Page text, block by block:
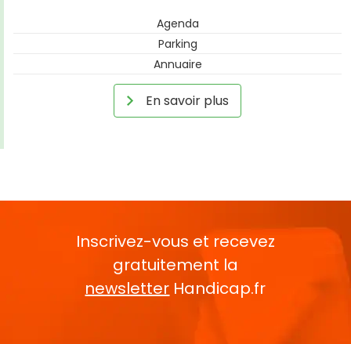
Agenda
Parking
Annuaire
En savoir plus
Inscrivez-vous et recevez
gratuitement la
newsletter Handicap.fr